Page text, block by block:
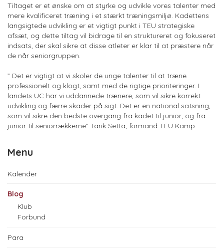
Tiltaget er et ønske om at styrke og udvikle vores talenter med
mere kvalificeret træning i et stærkt træningsmiljø. Kadettens
langsigtede udvikling er et vigtigt punkt i TEU strategiske
afsæt, og dette tiltag vil bidrage til en struktureret og fokuseret
indsats, der skal sikre at disse atleter er klar til at præstere når
de når seniorgruppen.
” Det er vigtigt at vi skoler de unge talenter til at træne
professionelt og klogt, samt med de rigtige prioriteringer. I
landets UC har vi uddannede trænere, som vil sikre korrekt
udvikling og færre skader på sigt. Det er en national satsning,
som vil sikre den bedste overgang fra kadet til junior, og fra
junior til seniorrækkerne”.Tarik Setta, formand TEU Kamp
Menu
Kalender
Blog
Klub
Forbund
Para